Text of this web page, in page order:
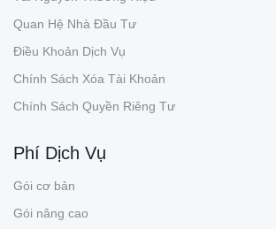
Quan Hệ Nhà Đầu Tư
Điều Khoản Dịch Vụ
Chính Sách Xóa Tài Khoản
Chính Sách Quyền Riêng Tư
Phí Dịch Vụ
Gói cơ bản
Gói nâng cao